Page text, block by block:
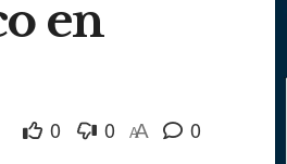
en
0 0 AA 0